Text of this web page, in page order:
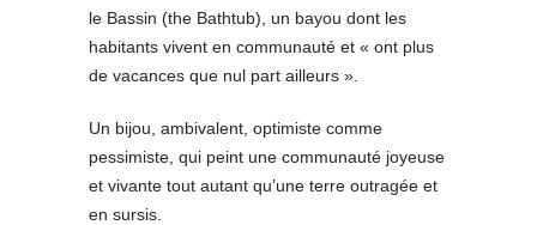
le Bassin (the Bathtub), un bayou dont les
habitants vivent en communauté et « ont plus
de vacances que nul part ailleurs ».
Un bijou, ambivalent, optimiste comme
pessimiste, qui peint une communauté joyeuse
et vivante tout autant qu’une terre outragée et
en sursis.